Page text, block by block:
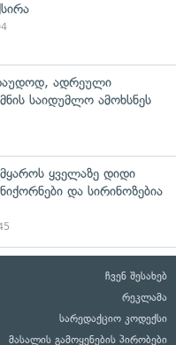
ადრეული
საიდუმლო ამოხსნეს
ყველაზე დიდი
და სირინოზებია
ჩვენ შესახებ
რეკლამა
სარედაქციო კოდექსი
მასალის გამოყენების პირობები